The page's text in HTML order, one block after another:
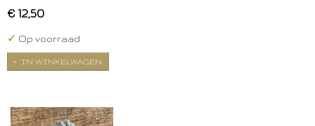
€ 12,50
✓ Op voorraad
IN WINKELWAGEN